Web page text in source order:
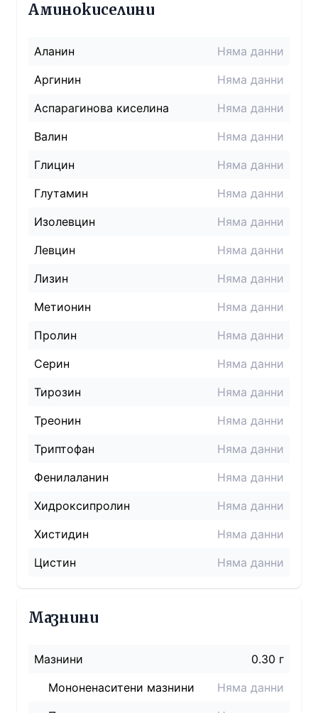
Аминокиселини
Аланин
Няма данни
Аргинин
Няма данни
Аспарагинова киселина
Няма данни
Валин
Няма данни
Глицин
Няма данни
Глутамин
Няма данни
Изолевцин
Няма данни
Левцин
Няма данни
Лизин
Няма данни
Метионин
Няма данни
Пролин
Няма данни
Серин
Няма данни
Тирозин
Няма данни
Треонин
Няма данни
Триптофан
Няма данни
Фенилаланин
Няма данни
Хидроксипролин
Няма данни
Хистидин
Няма данни
Цистин
Няма данни
Мазнини
Мазнини
0.30 г
Мононенаситени мазнини
Няма данни